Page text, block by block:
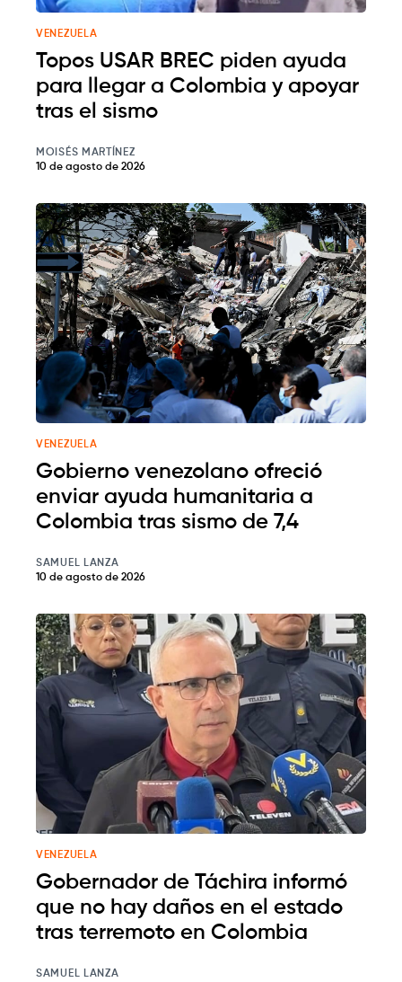
VENEZUELA
Topos USAR BREC piden ayuda
para llegar a Colombia y apoyar
tras el sismo
MOISÉS MARTÍNEZ
10 de agosto de 2026
VENEZUELA
Gobierno venezolano ofreció
enviar ayuda humanitaria a
Colombia tras sismo de 7,4
SAMUEL LANZA
10 de agosto de 2026
VENEZUELA
Gobernador de Táchira informó
que no hay daños en el estado
tras terremoto en Colombia
SAMUEL LANZA